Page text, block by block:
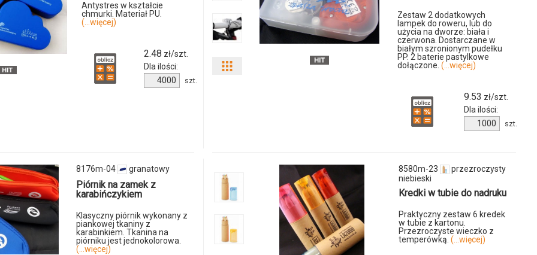
Antystres w kształcie
chmurki. Materiał PU.
(...więcej)
2.48 zł/szt.
Dla ilości:
Ilość
produktu
szt.
8070m-
Zestaw 2 dodatkowych
lampek do roweru, lub do
użycia na dworze: biała i
czerwona. Dostarczane w
białym szronionym pudełku
PP. 2 baterie pastylkowe
dołączone. (...więcej)
9.53 zł/szt.
Dla ilości:
Ilość
produktu
szt.
8176m-04 granatowy
Piórnik na zamek z
karabińczykiem
Klasyczny piórnik wykonany z
piankowej tkaniny z
karabinkiem. Tkanina na
piórniku jest jednokolorowa.
(...więcej)
8580m-23
przezroczysty
niebieski
Kredki w tubie do nadruku
Praktyczny zestaw 6 kredek
w tubie z kartonu.
Przezroczyste wieczko z
temperówką.(...więcej)